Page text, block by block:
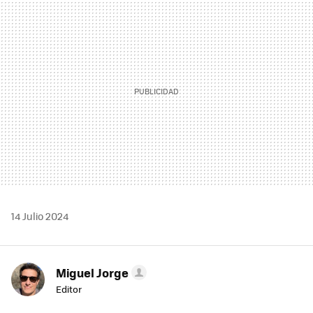
MAIL
14 Julio 2024
Miguel Jorge
Editor